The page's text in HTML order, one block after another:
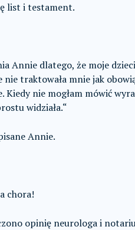
list i testament.
Annie dlatego, że moje
traktowała mnie jak
Kiedy nie mogłam mówić
widziała.“
Annie.
chora!
opinię neurologa i